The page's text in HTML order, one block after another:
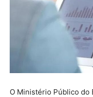
O Ministério Público do